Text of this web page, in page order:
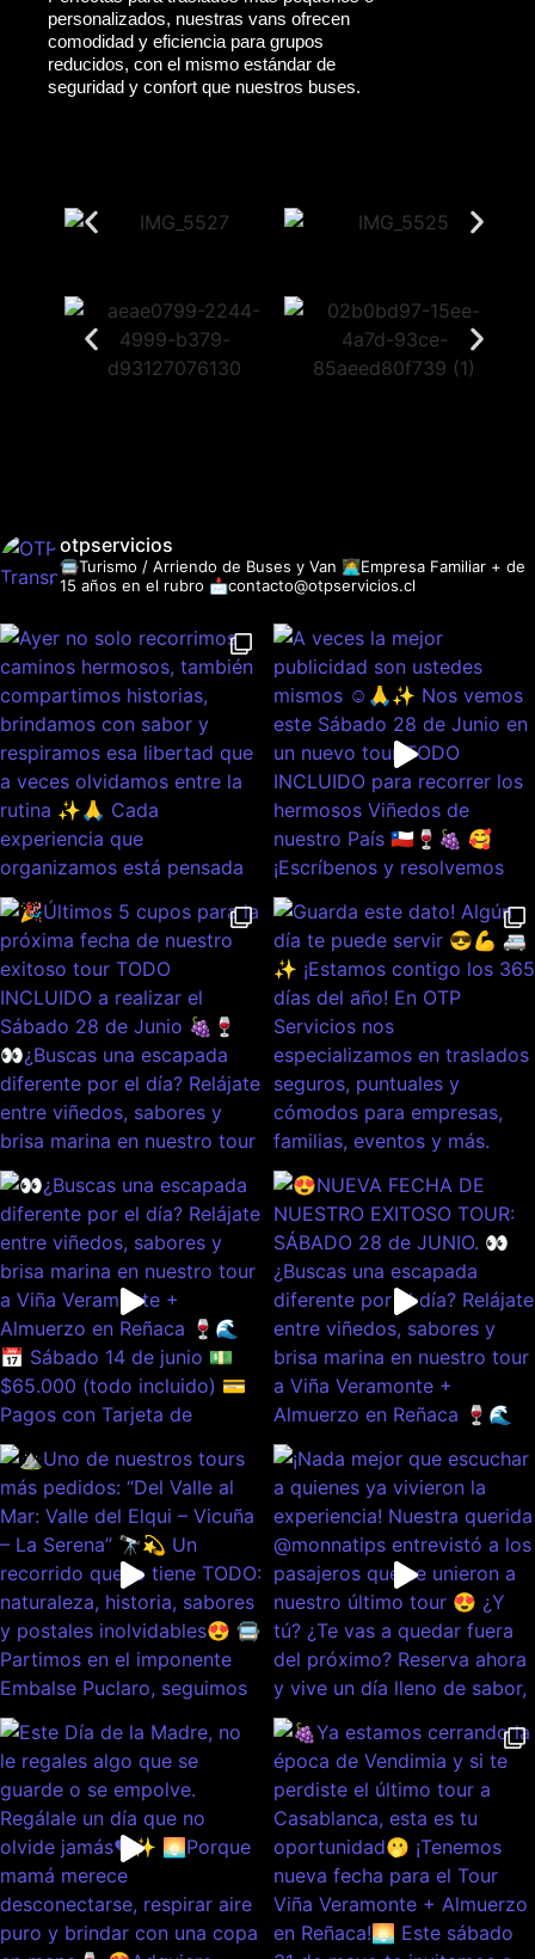
personalizados, nuestras vans ofrecen
comodidad y eficiencia para grupos
reducidos, con el mismo estándar de
seguridad y confort que nuestros buses.
otpservicios
🚍Turismo / Arriendo de Buses y Van 👩‍💻Empresa Familiar + de
15 años en el rubro 📩contacto@otpservicios.cl